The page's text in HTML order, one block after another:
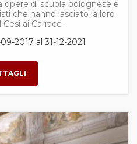
opere di scuola bolognese e
che hanno lasciato la loro
ai Carracci.
2017 al 31-12-2021